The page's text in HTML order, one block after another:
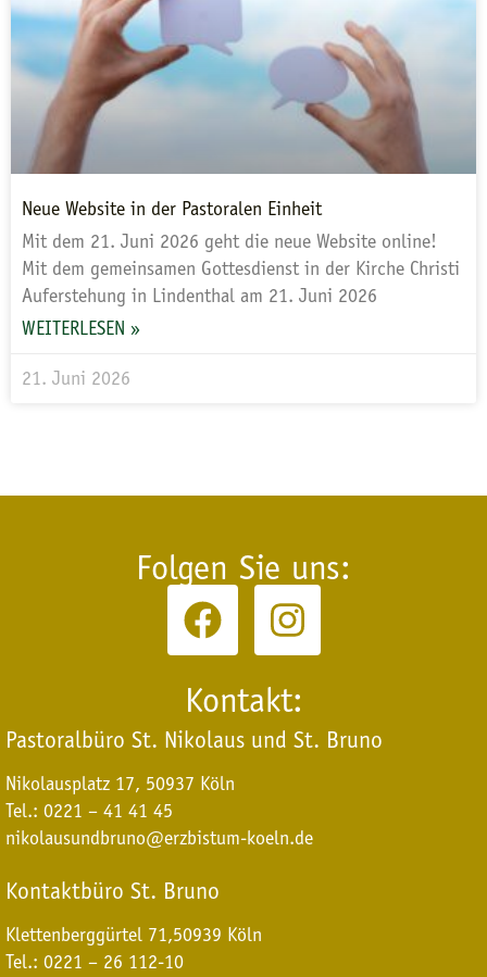
Neue Website in der Pastoralen Einheit
Mit dem 21. Juni 2026 geht die neue Website online!
Mit dem gemeinsamen Gottesdienst in der Kirche Christi
Auferstehung in Lindenthal am 21. Juni 2026
WEITERLESEN »
21. Juni 2026
Folgen Sie uns:
Kontakt:
Pastoralbüro St. Nikolaus und St. Bruno
Nikolausplatz 17, 50937 Köln
Tel.: 0221 – 41 41 45
nikolausundbruno@erzbistum-koeln.de
Kontaktbüro St. Bruno
Klettenberggürtel 71,50939 Köln
Tel.: 0221 – 26 112-10